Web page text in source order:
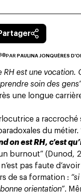
PAR PAULINA JONQUÈRES
RH est une vocation.
soin des gens
une longue
a raccroché
du métier.
on est RH, c’est
burnout” (Dunod,
pas faute
de sa formation :
orientation”.